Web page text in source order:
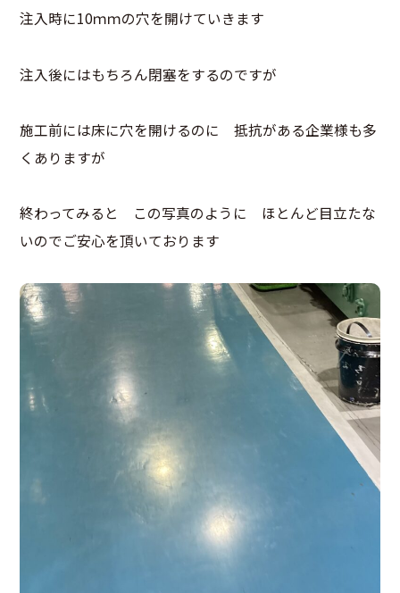
注入時に10ｍｍの穴を開けていきます
注入後にはもちろん閉塞をするのですが
施工前には床に穴を開けるのに 抵抗がある企業様も多
くありますが
終わってみると この写真のように ほとんど目立たな
いのでご安心を頂いております